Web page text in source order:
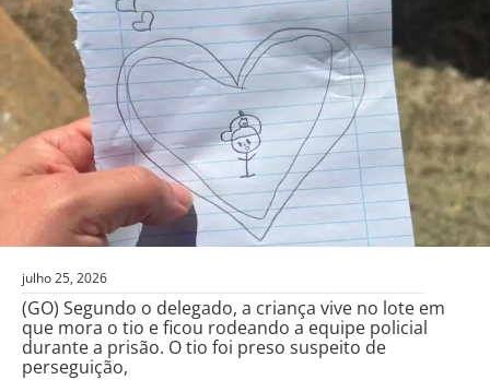
julho 25, 2026
(GO) Segundo o delegado, a criança vive no lote em
que mora o tio e ficou rodeando a equipe policial
durante a prisão. O tio foi preso suspeito de
perseguição,